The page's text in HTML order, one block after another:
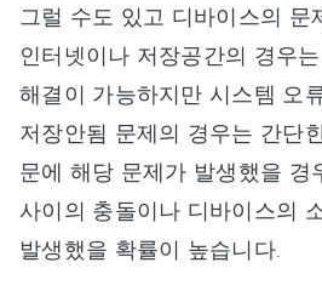
그럴 수도 있고 디바이스의 문
인터넷이나 저장공간의 경우
해결이 가능하지만 시스템 오
저장안됨 문제의 경우는 간단
문에 해당 문제가 발생했을 경
사이의 충돌이나 디바이스의
발생했을 확률이 높습니다.